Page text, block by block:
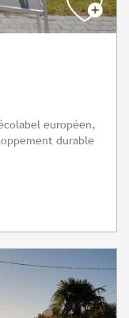
européen,
durable